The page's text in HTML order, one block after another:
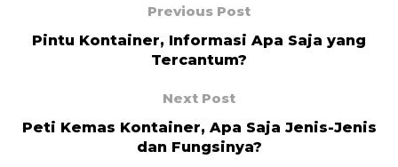
Previous Post
Pintu Kontainer, Informasi Apa Saja yang
Tercantum?
Next Post
Peti Kemas Kontainer, Apa Saja Jenis-Jenis
dan Fungsinya?